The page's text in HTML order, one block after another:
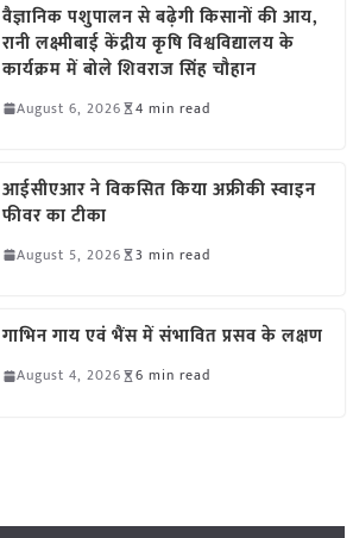
वैज्ञानिक पशुपालन से बढ़ेगी किसानों की आय,
रानी लक्ष्मीबाई केंद्रीय कृषि विश्वविद्यालय के
कार्यक्रम में बोले शिवराज सिंह चौहान
August 6, 2026 4 min read
आईसीएआर ने विकसित किया अफ्रीकी स्वाइन
फीवर का टीका
August 5, 2026 3 min read
गाभिन गाय एवं भैंस में संभावित प्रसव के लक्षण
August 4, 2026 6 min read